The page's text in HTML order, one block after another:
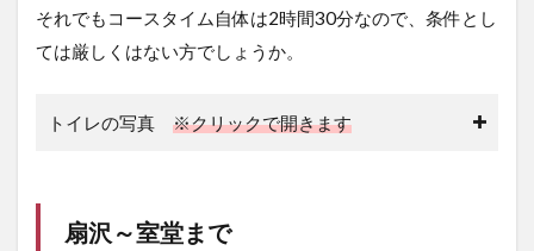
それでもコースタイム自体は2時間30分なので、条件とし
ては厳しくはない方でしょうか。
トイレの写真 ※クリックで開きます
扇沢～室堂まで